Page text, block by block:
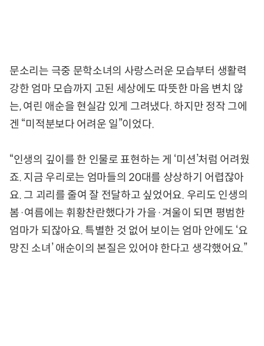
문소리는 극중 문학소녀의 사랑스러운 모습부터 생활력
강한 엄마 모습까지 고된 세상에도 따뜻한 마음 변치 않
는, 여린 애순을 현실감 있게 그려냈다. 하지만 정작 그에
겐 “미적분보다 어려운 일”이었다.
“인생의 깊이를 한 인물로 표현하는 게 ‘미션’처럼 어려웠
죠. 지금 우리로는 엄마들의 20대를 상상하기 어렵잖아
요. 그 괴리를 줄여 잘 전달하고 싶었어요. 우리도 인생의
봄·여름에는 휘황찬란했다가 가을·겨울이 되면 평범한
엄마가 되잖아요. 특별한 것 없어 보이는 엄마 안에도 ‘요
망진 소녀’ 애순이의 본질은 있어야 한다고 생각했어요.”